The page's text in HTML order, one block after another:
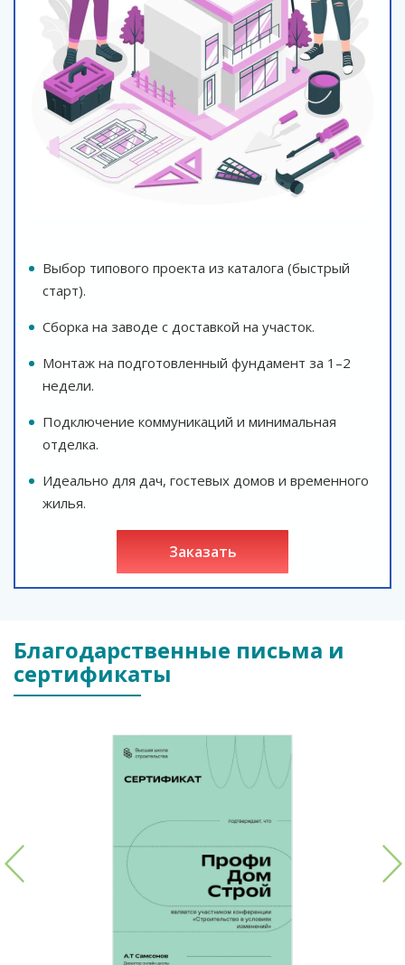
Выбор типового проекта из каталога (быстрый
старт).
Сборка на заводе с доставкой на участок.
Монтаж на подготовленный фундамент за 1–2
недели.
Подключение коммуникаций и минимальная
отделка.
Идеально для дач, гостевых домов и временного
жилья.
заказать
Благодарственные письма и
сертификаты